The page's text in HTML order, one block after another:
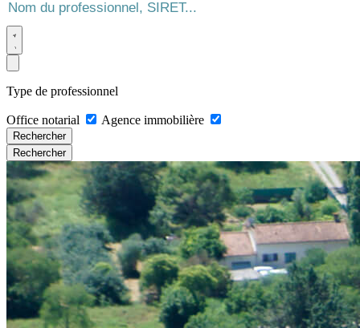
Type de professionnel
Office notarial Agence immobilière
Rechercher
Rechercher